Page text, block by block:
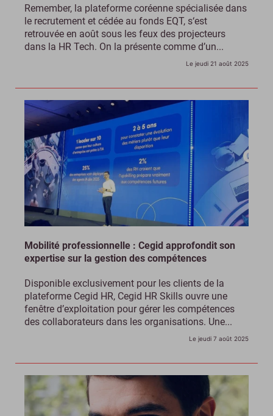
Remember, la plateforme coréenne spécialisée dans
le recrutement et cédée au fonds EQT, s‘est
retrouvée en août sous les feux des projecteurs
dans la HR Tech. On la présente comme d’un...
Le jeudi 21 août 2025
Mobilité professionnelle : Cegid approfondit son
expertise sur la gestion des compétences
Disponible exclusivement pour les clients de la
plateforme Cegid HR, Cegid HR Skills ouvre une
fenêtre d’exploitation pour gérer les compétences
des collaborateurs dans les organisations. Une...
Le jeudi 7 août 2025